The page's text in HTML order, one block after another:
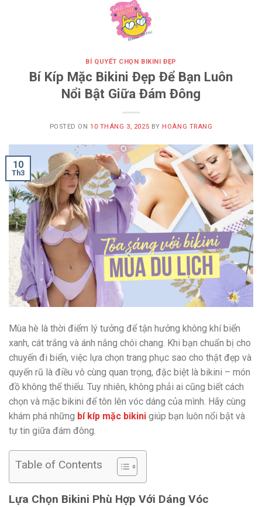
BÍ QUYẾT CHỌN BIKINI ĐẸP
Bí Kíp Mặc Bikini Đẹp Để Bạn Luôn
Nổi Bật Giữa Đám Đông
POSTED ON10 THÁNG 3, 2025 BY HOÀNG TRANG
10
Th3
Mùa hè là thời điểm lý tưởng để tận hưởng không khí biển
xanh, cát trắng và ánh nắng chói chang. Khi bạn chuẩn bị cho
chuyến đi biển, việc lựa chọn trang phục sao cho thật đẹp và
quyến rũ là điều vô cùng quan trọng, đặc biệt là bikini – món
đồ không thể thiếu. Tuy nhiên, không phải ai cũng biết cách
chọn và mặc bikini để tôn lên vóc dáng của mình. Hãy cùng
khám phá những bí kíp mặc bikini giúp bạn luôn nổi bật và
tự tin giữa đám đông.
Table of Contents
Lựa Chọn Bikini Phù Hợp Với Dáng Vóc